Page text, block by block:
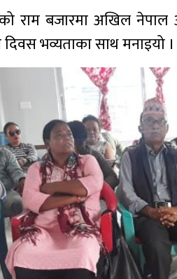
राम बजारमा अखिल
भव्यताका साथ मनाइयो ।